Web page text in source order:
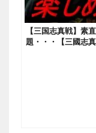
【三国志真戦】素
題・・・【三國志真